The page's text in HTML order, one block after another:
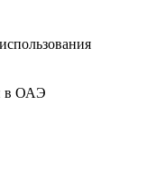
в ОАЭ